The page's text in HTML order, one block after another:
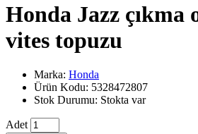
Honda Jazz çıkma
vites topuzu
Marka: Honda
Ürün Kodu: 5328472807
Stok Durumu: Stokta var
Adet